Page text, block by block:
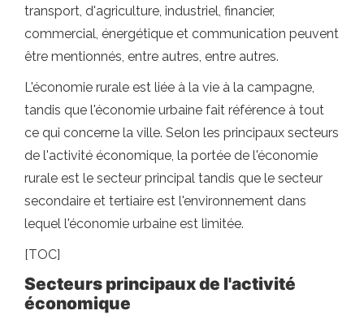
transport, d'agriculture, industriel, financier,
commercial, énergétique et communication peuvent
être mentionnés, entre autres, entre autres.
L'économie rurale est liée à la vie à la campagne,
tandis que l'économie urbaine fait référence à tout
ce qui concerne la ville. Selon les principaux secteurs
de l'activité économique, la portée de l'économie
rurale est le secteur principal tandis que le secteur
secondaire et tertiaire est l'environnement dans
lequel l'économie urbaine est limitée.
[TOC]
Secteurs principaux de l'activité
économique